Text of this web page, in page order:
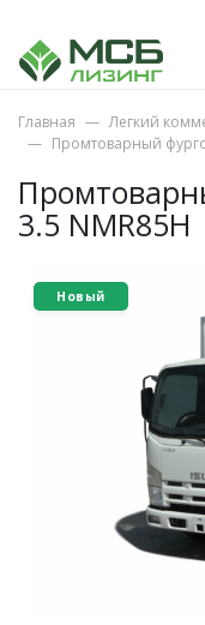
Главная Легкий
Промтоварный
3.5 NMR85H
Новый